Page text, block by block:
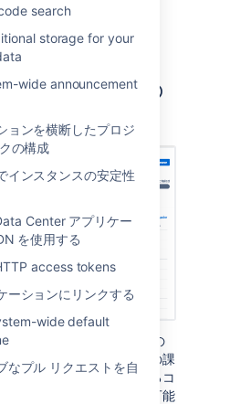
search
storage for your
wide announcement
ョンを横断したプロジ
の構成
インスタンスの安定性
Center アプリケー
を使用する
access tokens
ーションにリンクする
wide default
なプル リクエストを自
documentation.
ジョンの開発の
で確認
では、特定のバージョンの
バージョンに含める予定の課
きます。各課題に関連するコ
ため、問題を発生させる可能